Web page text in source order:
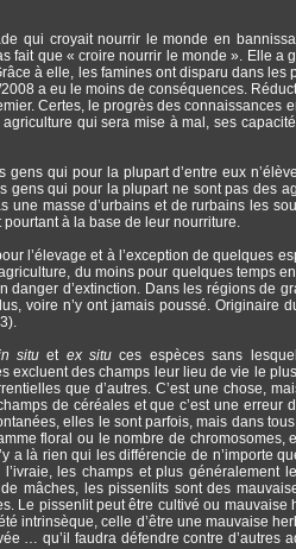
qui croyait nourrir le monde en
fait que « croire nourrir le monde ». Elle a
à elle, les famines ont disparu dans les
a eu le moins de conséquences.
Certes, le progrès des connaissances
qui sera mise à mal, ses
qui pour la plupart d’entre eux
qui pour la plupart ne sont pas des
masse d’urbains et de rurbains les
à la base de leur nourriture.
l’élevage et à l’exception de quelques
du moins pour quelques temps
danger d’extinction. Dans les régions de
voire n’y ont jamais poussé. Originaire
situ et ex situ ces espèces sans
des champs leur lieu de vie le
que d’autres. C’est une chose,
de céréales et que c’est une erreur
elles le sont parfois, mais dans
floral ou le nombre de chromosomes,
là rien qui les différencie de n’importe
les champs et plus généralement
mâches, les pissenlits sont des
Le pissenlit peut être cultivé ou mauvaise
intrinsèque, celle d’être une mauvaise
… qu’il faudra défendre contre d’autres